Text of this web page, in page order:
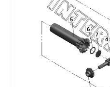
4
5
6
7